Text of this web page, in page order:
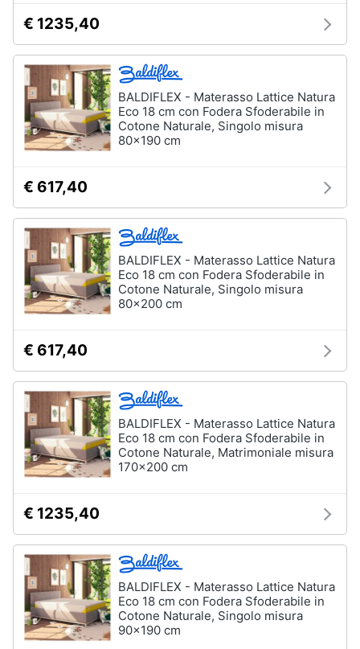
Giocattoli
Prima
infanzia
Fotografia
Abbigliamento
Sport
Animali
Libri,
cd
dvd
Festività
ricorrenze
Promozioni
Servizi
Assistenza
Cameretta
Cavallo
dondolo
Fasciatoio
castello
Peluche
Vedi
tutti
ufficio
Lampadari
Scrivania
Sedie
ufficio
Scrivania
ufficio
tutti
Bagno
Mobili
bagno
Box
€ 1235,40
BALDIFLEX - Materasso Lattice Natura
Eco 18 cm con Fodera Sfoderabile in
Cotone Naturale, Singolo misura
80x190 cm
€ 617,40
BALDIFLEX - Materasso Lattice Natura
Eco 18 cm con Fodera Sfoderabile in
Cotone Naturale, Singolo misura
80x200 cm
€ 617,40
BALDIFLEX - Materasso Lattice Natura
Eco 18 cm con Fodera Sfoderabile in
Cotone Naturale, Matrimoniale misura
170x200 cm
€ 1235,40
BALDIFLEX - Materasso Lattice Natura
Eco 18 cm con Fodera Sfoderabile in
Cotone Naturale, Singolo misura
90x190 cm